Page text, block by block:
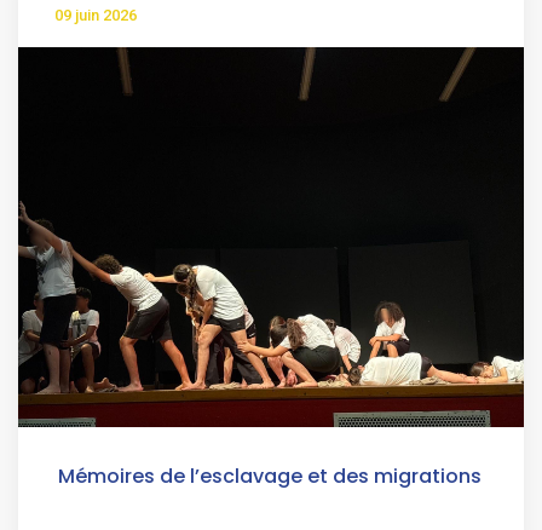
09 juin 2026
Mémoires de l’esclavage et des migrations